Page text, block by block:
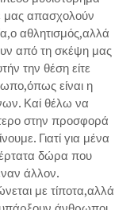
μας απασχολούν
αθλητισμός,αλλά
από τη σκέψη μας
την θέση είτε
είναι η
Καί θέλω να
στην προσφορά
Γιατί για μένα
δώρα που
άλλον.
με τίποτα,αλλά